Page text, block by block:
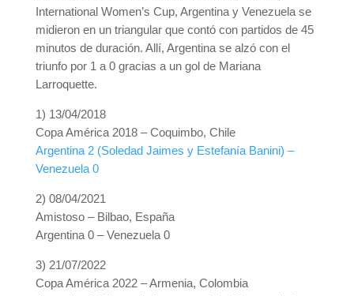
International Women’s Cup, Argentina y Venezuela se
midieron en un triangular que contó con partidos de 45
minutos de duración. Allí, Argentina se alzó con el
triunfo por 1 a 0 gracias a un gol de Mariana
Larroquette.
1) 13/04/2018
Copa América 2018 – Coquimbo, Chile
Argentina 2 (Soledad Jaimes y Estefanía Banini) –
Venezuela 0
2) 08/04/2021
Amistoso – Bilbao, España
Argentina 0 – Venezuela 0
3) 21/07/2022
Copa América 2022 – Armenia, Colombia